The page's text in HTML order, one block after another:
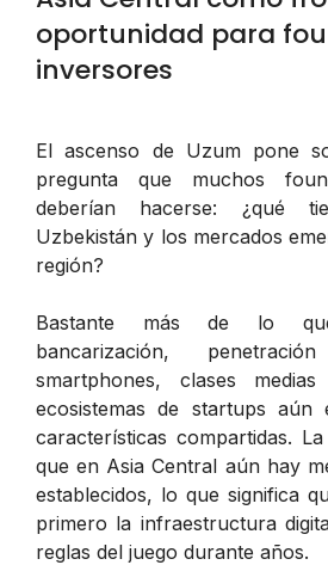
oportunidad para
inversores
El ascenso de Uzum pone
pregunta que muchos
deberían hacerse: ¿qué
Uzbekistán y los mercados
región?
Bastante más de lo
bancarización,
smartphones, clases
ecosistemas de startups
características compartidas.
que en Asia Central aún hay
establecidos, lo que significa
primero la infraestructura
reglas del juego durante años.